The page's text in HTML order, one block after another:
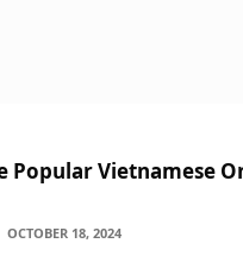
Popular Vietnamese
OCTOBER 18, 2024